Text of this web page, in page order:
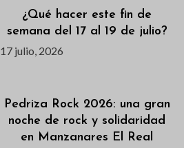
¿Qué hacer este fin de
semana del 17 al 19 de julio?
17 julio, 2026
Pedriza Rock 2026: una gran
noche de rock y solidaridad
en Manzanares El Real